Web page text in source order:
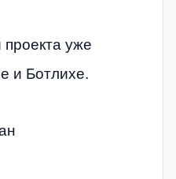
уже
и Ботлихе.